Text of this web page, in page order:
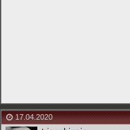
17.04.2020